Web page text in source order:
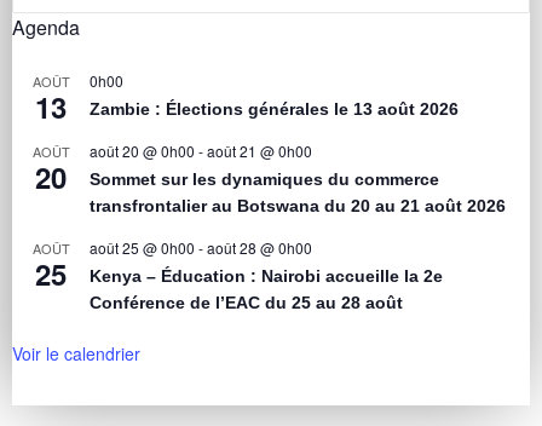
Agenda
AOÛT
13
0h00
Zambie : Élections générales le 13 août 2026
AOÛT
20
août 20 @ 0h00 -août 21 @ 0h00
Sommet sur les dynamiques du commerce
transfrontalier au Botswana du 20 au 21 août 2026
AOÛT
25
août 25 @ 0h00 -août 28 @ 0h00
Kenya – Éducation : Nairobi accueille la 2e
Conférence de l’EAC du 25 au 28 août
Voir le calendrier